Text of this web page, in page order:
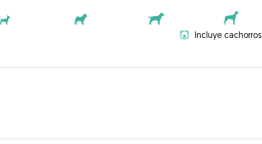
Incluye cachorros